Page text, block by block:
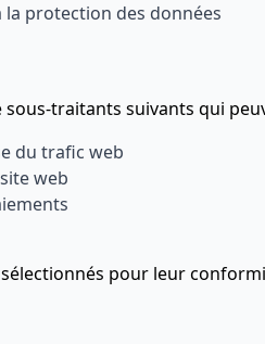
protection des données
traitants suivants qui
du trafic web
web
pour leur